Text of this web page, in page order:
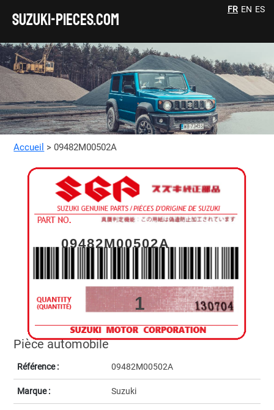
SUZUKI-pieces.com
FR EN ES
Accueil > 09482M00502A
Pièce automobile
Référence : 09482M00502A
Marque : Suzuki
09482M00502A
1